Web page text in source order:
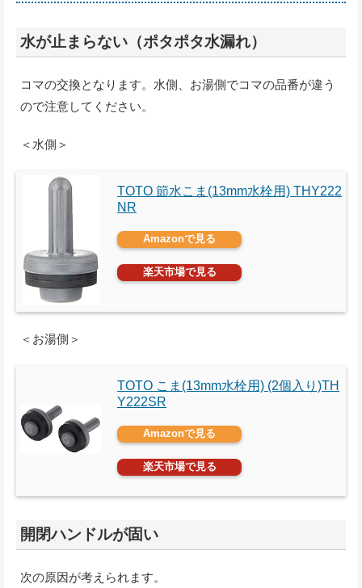
水が止まらない（ポタポタ水漏れ）
コマの交換となります。水側、お湯側でコマの品番が違う
ので注意してください。
＜水側＞
TOTO 節水こま(13mm水栓用) THY222
NR
Amazonで見る
楽天市場で見る
＜お湯側＞
TOTO こま(13mm水栓用) (2個入り)TH
Y222SR
Amazonで見る
楽天市場で見る
開閉ハンドルが固い
次の原因が考えられます。